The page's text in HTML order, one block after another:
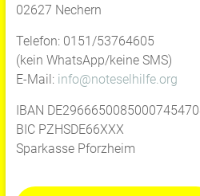
02627 Nechern
Telefon: 0151/53764605
(kein WhatsApp/keine SMS)
E-Mail: info@noteselhilfe.org
IBAN
BIC PZHSDE66XXX
Sparkasse Pforzheim